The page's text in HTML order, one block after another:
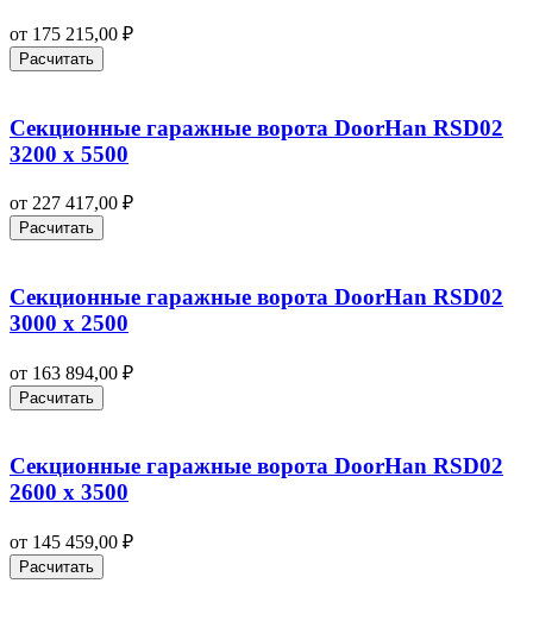
от 175 215,00 ₽
Расчитать
Секционные гаражные ворота DoorHan RSD02
3200 х 5500
от 227 417,00 ₽
Расчитать
Секционные гаражные ворота DoorHan RSD02
3000 х 2500
от 163 894,00 ₽
Расчитать
Секционные гаражные ворота DoorHan RSD02
2600 х 3500
от 145 459,00 ₽
Расчитать